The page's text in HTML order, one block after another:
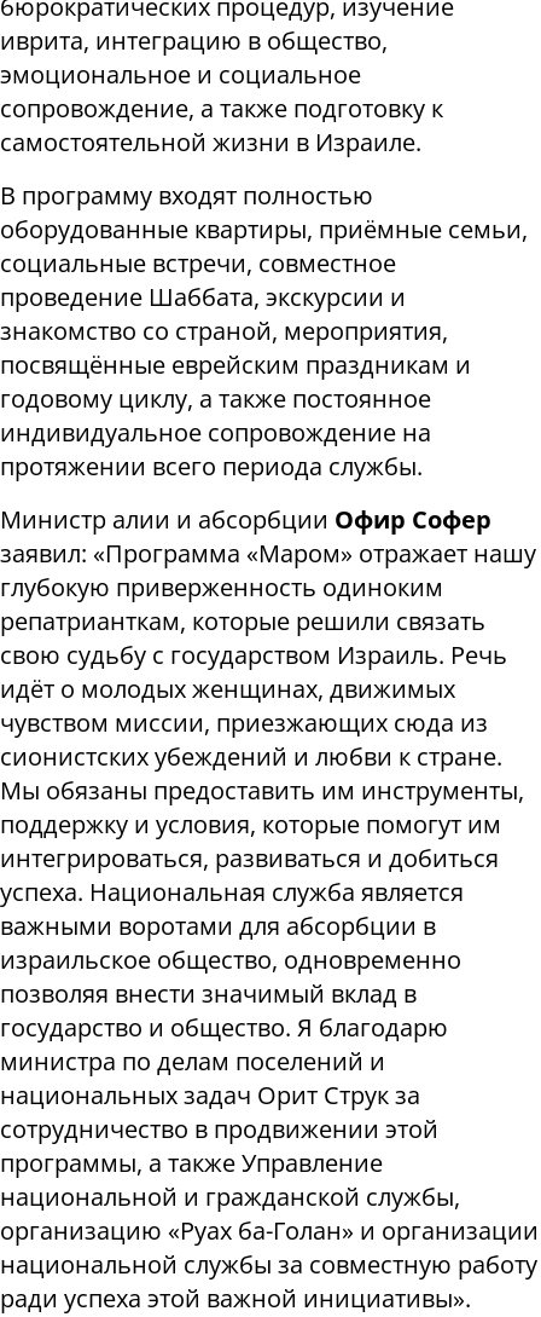
бюрократических процедур, изучение
иврита, интеграцию в общество,
эмоциональное и социальное
сопровождение, а также подготовку к
самостоятельной жизни в Израиле.
В программу входят полностью
оборудованные квартиры, приёмные семьи,
социальные встречи, совместное
проведение Шаббата, экскурсии и
знакомство со страной, мероприятия,
посвящённые еврейским праздникам и
годовому циклу, а также постоянное
индивидуальное сопровождение на
протяжении всего периода службы.
Министр алии и абсорбции Офир Софер
заявил: «Программа «Маром» отражает нашу
глубокую приверженность одиноким
репатрианткам, которые решили связать
свою судьбу с государством Израиль. Речь
идёт о молодых женщинах, движимых
чувством миссии, приезжающих сюда из
сионистских убеждений и любви к стране.
Мы обязаны предоставить им инструменты,
поддержку и условия, которые помогут им
интегрироваться, развиваться и добиться
успеха. Национальная служба является
важными воротами для абсорбции в
израильское общество, одновременно
позволяя внести значимый вклад в
государство и общество. Я благодарю
министра по делам поселений и
национальных задач Орит Струк за
сотрудничество в продвижении этой
программы, а также Управление
национальной и гражданской службы,
организацию «Руах ба-Голан» и организации
национальной службы за совместную работу
ради успеха этой важной инициативы».